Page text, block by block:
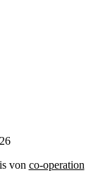
von co-operation